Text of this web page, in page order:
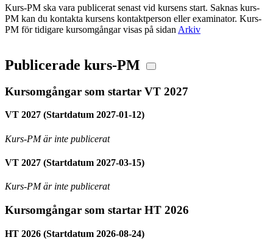
Kurs-PM ska vara publicerat senast vid kursens start. Saknas kurs-
PM kan du kontakta kursens kontaktperson eller examinator. Kurs-
PM för tidigare kursomgångar visas på sidan Arkiv
Publicerade kurs-PM
Kursomgångar som startar VT 2027
VT 2027 (Startdatum 2027-01-12)
Kurs-PM är inte publicerat
VT 2027 (Startdatum 2027-03-15)
Kurs-PM är inte publicerat
Kursomgångar som startar HT 2026
HT 2026 (Startdatum 2026-08-24)